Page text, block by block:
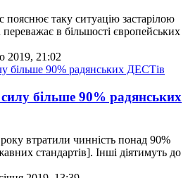
таку ситуацію застарілою
в більшості європейських
2019, 21:02
більше 90% радянських
втратили чинність понад 90%
стандартів]. Інші діятимуть до